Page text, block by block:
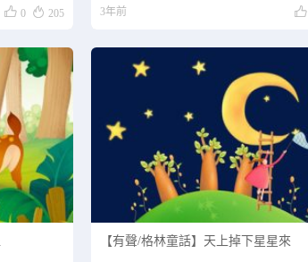
 0  205 3年前 
【有聲/格林童話】天上掉下星星來